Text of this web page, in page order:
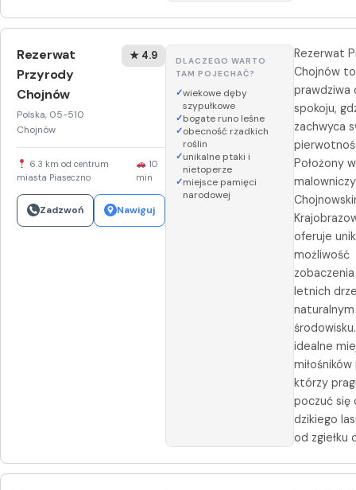
Rezerwat
Przyrody
Chojnów
Polska, 05-510
Chojnów
★ 4.9
6.3 km od centrum
miasta Piaseczno
10
min
Zadzwoń Nawiguj
DLACZEGO WARTO
TAM POJECHAĆ?
wiekowe dęby
szypułkowe
bogate runo leśne
obecność rzadkich
roślin
unikalne ptaki i
nietoperze
miejsce pamięci
narodowej
Rezerwat
Chojnów to
prawdziwa
spokoju,
zachwyca
Położony w
oferuje
możliwość
letnich
naturalnym
idealne
którzy
poczuć się
dzikiego
od zgiełku